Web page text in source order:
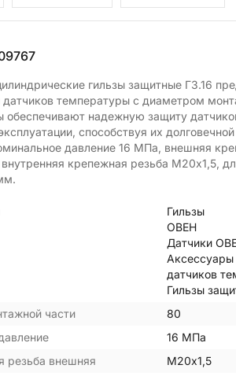
гильзы защитные ГЗ.16
датчиков температуры с диаметром
обеспечивают надежную защиту
способствуя их
давление 16 МПа, внешняя
крепежная резьба М20х1,5,
Гильзы
ОВЕН
Датчики
датчиков
Гильзы
части
80
16 МПа
резьба внешняя
М20х1,5